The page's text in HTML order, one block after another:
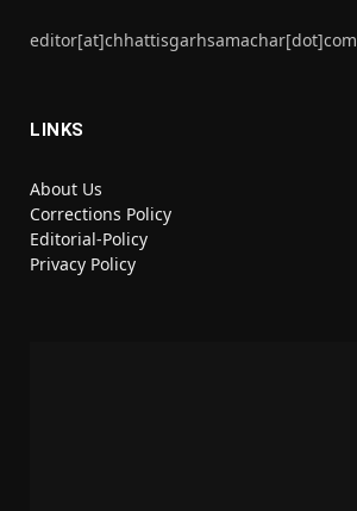
editor[at]chhattisgarhsamachar[dot]com
LINKS
About Us
Corrections Policy
Editorial-Policy
Privacy Policy